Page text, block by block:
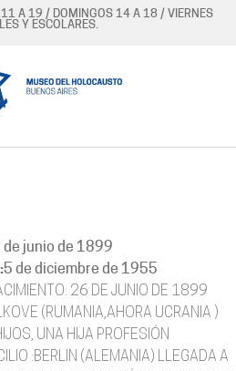
11 A 19 / DOMINGOS 14 A 18 / VIERNES
Y ESCOLARES.
de junio de 1899
5 de diciembre de 1955
26 DE JUNIO DE 1899
(RUMANIA,AHORA UCRANIA )
UNA HIJA PROFESIÓN
:BERLIN (ALEMANIA) LLEGADA A